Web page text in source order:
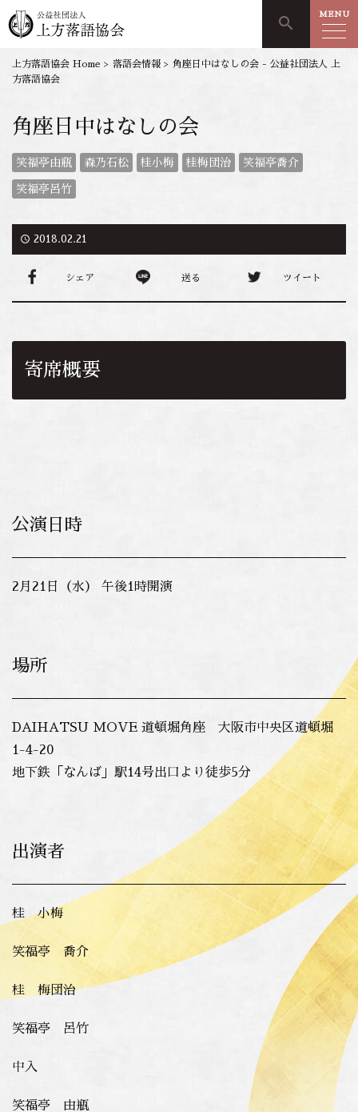
search MENU
上方落語協会 Home > 落語会情報 > 角座日中はなしの会 - 公益社団法人 上
方落語協会
角座日中はなしの会
笑福亭由瓶 森乃石松 桂小梅 桂梅団治 笑福亭喬介
笑福亭呂竹
access_time 2018.02.21
シェア 送る ツイート
寄席概要
公演日時
2月21日（水） 午後1時開演
場所
DAIHATSU MOVE 道頓堀角座 大阪市中央区道頓堀
1-4-20
地下鉄「なんば」駅14号出口より徒歩5分
出演者
桂 小梅
笑福亭 喬介
桂 梅団治
笑福亭 呂竹
中入
笑福亭 由瓶